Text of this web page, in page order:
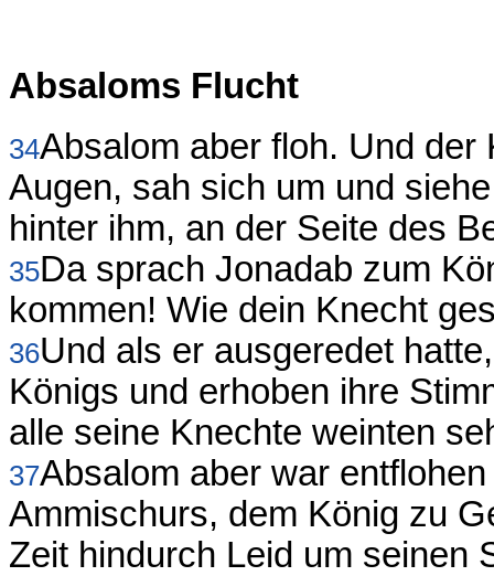
Absaloms Flucht
34Absalom aber floh. Und der
Augen, sah sich um und
hinter ihm, an der Seite des
35Da sprach Jonadab zum
kommen! Wie dein Knecht
36Und als er ausgeredet
Königs und erhoben ihre
alle seine Knechte weinten
37Absalom aber war
Ammischurs, dem König zu
Zeit hindurch Leid um seinen